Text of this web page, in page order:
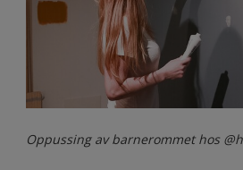
Oppussing av barnerommet hos